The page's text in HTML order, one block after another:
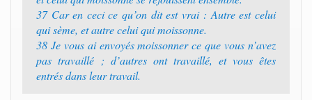
37 Car en ceci ce qu’on dit est vrai : Autre est celui
qui sème, et autre celui qui moissonne.
38 Je vous ai envoyés moissonner ce que vous n’avez
pas travaillé ; d’autres ont travaillé, et vous êtes
entrés dans leur travail.